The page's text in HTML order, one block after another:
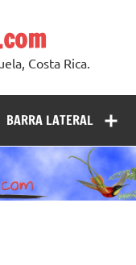
Costa Rica.
BARRA LATERAL